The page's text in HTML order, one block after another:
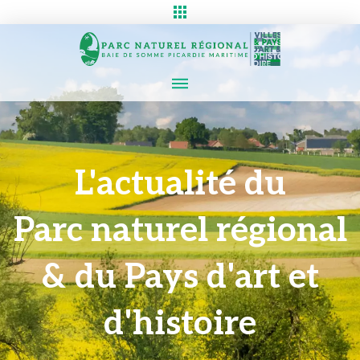
L'actualité du
Parc naturel régional
& du Pays d'art et
d'histoire